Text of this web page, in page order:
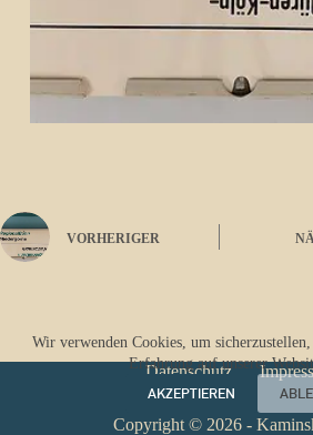
Wir verwenden Cookies, um
Erfahrung auf unserer
AKZEPTIEREN
VORHERIGER
Datenschutz
Copyright © 2026 -